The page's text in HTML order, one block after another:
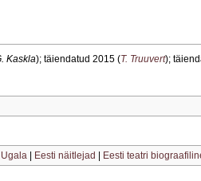
Kaskla); täiendatud 2015 (T. Truuvert);
Ugala Eesti näitlejad Eesti teatri